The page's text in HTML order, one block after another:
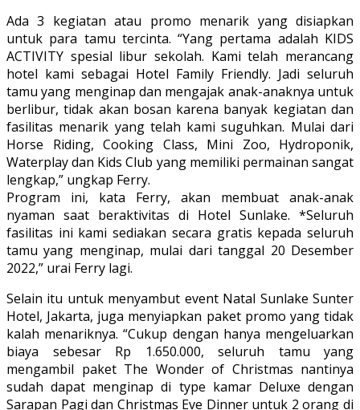
Ada 3 kegiatan atau promo menarik yang disiapkan
untuk para tamu tercinta. “Yang pertama adalah KIDS
ACTIVITY spesial libur sekolah. Kami telah merancang
hotel kami sebagai Hotel Family Friendly. Jadi seluruh
tamu yang menginap dan mengajak anak-anaknya untuk
berlibur, tidak akan bosan karena banyak kegiatan dan
fasilitas menarik yang telah kami suguhkan. Mulai dari
Horse Riding, Cooking Class, Mini Zoo, Hydroponik,
Waterplay dan Kids Club yang memiliki permainan sangat
lengkap,” ungkap Ferry.
Program ini, kata Ferry, akan membuat anak-anak
nyaman saat beraktivitas di Hotel Sunlake. *Seluruh
fasilitas ini kami sediakan secara gratis kepada seluruh
tamu yang menginap, mulai dari tanggal 20 Desember
2022,” urai Ferry lagi.
Selain itu untuk menyambut event Natal Sunlake Sunter
Hotel, Jakarta, juga menyiapkan paket promo yang tidak
kalah menariknya. “Cukup dengan hanya mengeluarkan
biaya sebesar Rp 1.650.000, seluruh tamu yang
mengambil paket The Wonder of Christmas nantinya
sudah dapat menginap di type kamar Deluxe dengan
Sarapan Pagi dan Christmas Eve Dinner untuk 2 orang di